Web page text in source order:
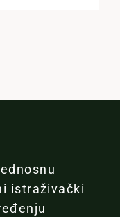
istraživački